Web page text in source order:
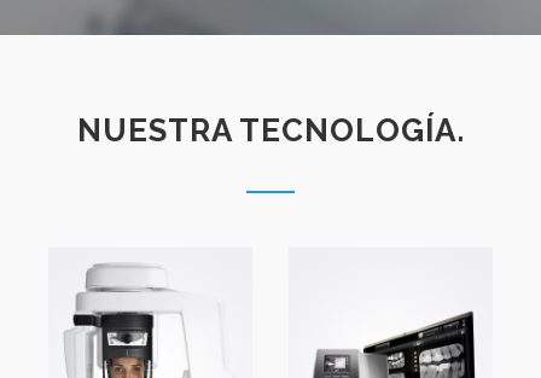
NUESTRA TECNOLOGÍA.